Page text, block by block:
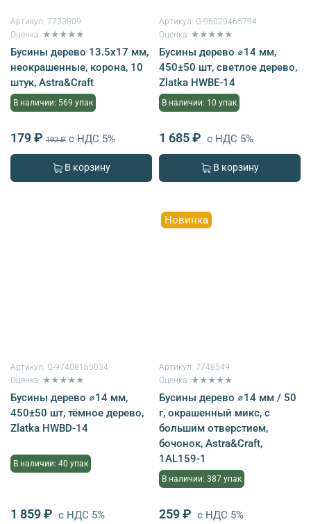
Артикул: 7733809
Оценка: ★★★★★
Бусины дерево 13.5х17 мм,
неокрашенные, корона, 10
штук, Astra&Craft
В наличии: 569 упак
179 ₽ 192 ₽ с НДС 5%
В корзину
Артикул: G-96029465794
Оценка: ★★★★★
Бусины дерево ⌀14 мм,
450±50 шт, светлое дерево,
Zlatka HWBE-14
В наличии: 10 упак
1 685 ₽ с НДС 5%
В корзину
Артикул: G-97408165034
Оценка: ★★★★★
Бусины дерево ⌀14 мм,
450±50 шт, тёмное дерево,
Zlatka HWBD-14
В наличии: 40 упак
1 859 ₽ с НДС 5%
Новинка
Артикул: 7748549
Оценка: ★★★★★
Бусины дерево ⌀14 мм / 50
г, окрашенный микс, с
большим отверстием,
бочонок, Astra&Craft,
1AL159-1
В наличии: 387 упак
259 ₽ с НДС 5%